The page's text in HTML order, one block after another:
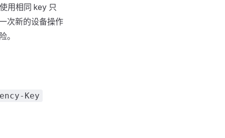
用相同 key 只
次新的设备操作
。
Key